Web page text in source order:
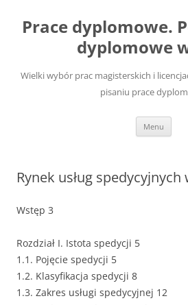
treści
Prace dyplomowe.
dyplomowe
Wielki wybór prac magisterskich i
pisaniu prace
Menu
Rynek usług spedycyjnych
Wstęp 3
Rozdział I. Istota spedycji 5
1.1. Pojęcie spedycji 5
1.2. Klasyfikacja spedycji 8
1.3. Zakres usługi spedycyjnej 12